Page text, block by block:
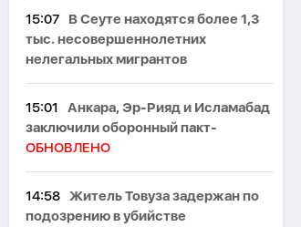
15:07
В Сеуте находятся более 1,3
тыс. несовершеннолетних
нелегальных мигрантов
15:01
Анкара, Эр-Рияд и Исламабад
заключили оборонный пакт-
ОБНОВЛЕНО
14:58 Житель Товуза задержан по
подозрению в убийстве